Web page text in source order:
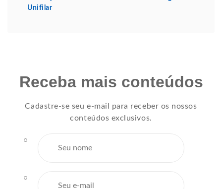
Unifilar
Receba mais conteúdos
Cadastre-se seu e-mail para receber os nossos
conteúdos exclusivos.